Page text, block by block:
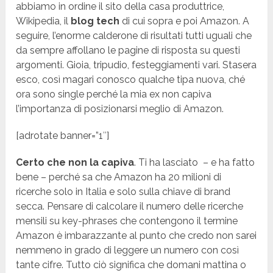
abbiamo in ordine il sito della casa produttrice,
Wikipedia, il blog tech di cui sopra e poi Amazon. A
seguire, l’enorme calderone di risultati tutti uguali che
da sempre affollano le pagine di risposta su questi
argomenti. Gioia, tripudio, festeggiamenti vari. Stasera
esco, così magari conosco qualche tipa nuova, ché
ora sono single perché la mia ex non capiva
l’importanza di posizionarsi meglio di Amazon.
[adrotate banner=”1″]
Certo che non la capiva. Ti ha lasciato – e ha fatto
bene – perché sa che Amazon ha 20 milioni di
ricerche solo in Italia e solo sulla chiave di brand
secca. Pensare di calcolare il numero delle ricerche
mensili su key-phrases che contengono il termine
Amazon è imbarazzante al punto che credo non sarei
nemmeno in grado di leggere un numero con così
tante cifre. Tutto ciò significa che domani mattina o